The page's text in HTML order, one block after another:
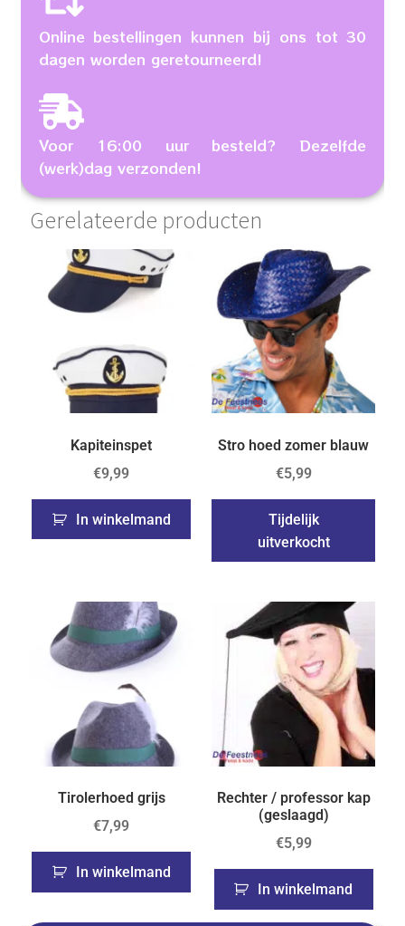
Online bestellingen kunnen bij ons tot 30
dagen worden geretourneerd!
Voor 16:00 uur besteld? Dezelfde
(werk)dag verzonden!
Gerelateerde producten
Kapiteinspet
€9,99
In winkelmand
Stro hoed zomer blauw
€5,99
Tijdelijk
uitverkocht
Tirolerhoed grijs
€7,99
In winkelmand
Rechter / professor kap
(geslaagd)
€5,99
In winkelmand